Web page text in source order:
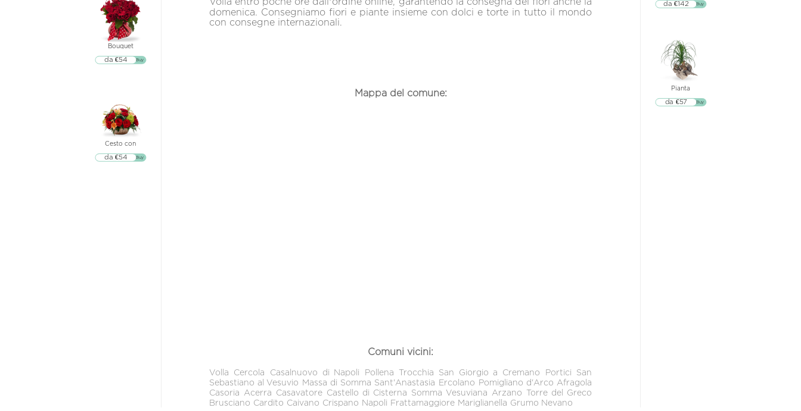
Bouquet
▷▷ Buy
da €54
Cesto con
▷▷ Buy
da €54
domenica. Consegniamo fiori e piante insieme con dolci e torte in tutto il mondo
con consegne internazionali.
Mappa del comune:
Comuni vicini:
Volla Cercola Casalnuovo di Napoli Pollena Trocchia San Giorgio a Cremano Portici
San
Sebastiano al Vesuvio Massa di Somma Sant'Anastasia Ercolano Pomigliano d'Arco Afragola
Casoria Acerra Casavatore Castello di Cisterna Somma Vesuviana Arzano Torre del Greco
Brusciano Cardito Caivano Crispano Napoli Frattamaggiore Mariglianella Grumo Nevano
▷▷ Buy
da €142
Pianta
▷▷ Buy
da €57